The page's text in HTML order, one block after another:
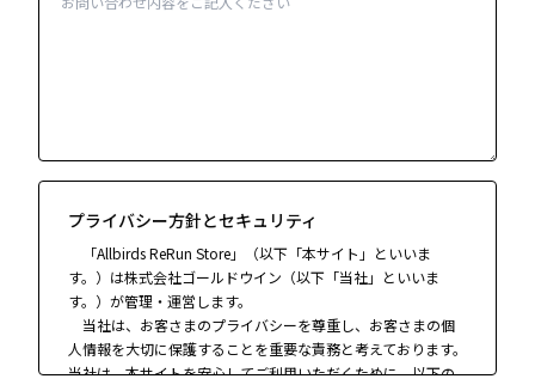
プライバシー方針とセキュリティ
「Allbirds ReRun Store」（以下「本サイト」といいま
す。）は株式会社ゴールドウイン（以下「当社」といいま
す。）が管理・運営します。
当社は、お客さまのプライバシーを尊重し、お客さまの個
人情報を大切に保護することを重要な責務と考えております。
当社は、本サイトを安心してご利用いただくために、以下の